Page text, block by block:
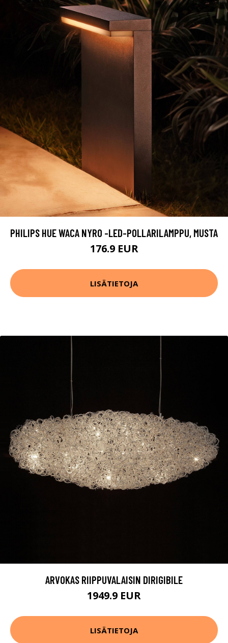
PHILIPS HUE WACA NYRO -LED-POLLARILAMPPU, MUSTA
176.9 EUR
LISÄTIETOJA
ARVOKAS RIIPPUVALAISIN DIRIGIBILE
1949.9 EUR
LISÄTIETOJA